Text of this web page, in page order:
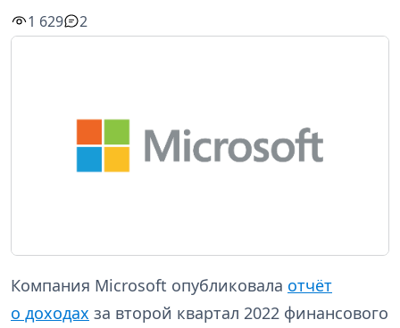
1 629
2
Компания Microsoft опубликовала отчёт
о доходах за второй квартал 2022 финансового